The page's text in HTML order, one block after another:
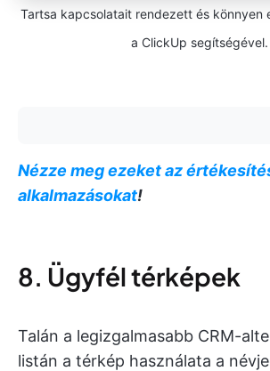
Tartsa kapcsolatait rendezett és könnyen
a ClickUp segítségével.
Nézze meg ezeket az
alkalmazásokat!
8. Ügyfél térképek
Talán a legizgalmasabb CRM-
listán a térkép használata a